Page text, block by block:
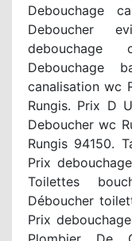
Debouchage
Deboucher
debouchage
Debouchage
canalisation wc
Rungis. Prix D
Deboucher wc
Rungis 94150.
Prix
Toilettes
Déboucher
Prix